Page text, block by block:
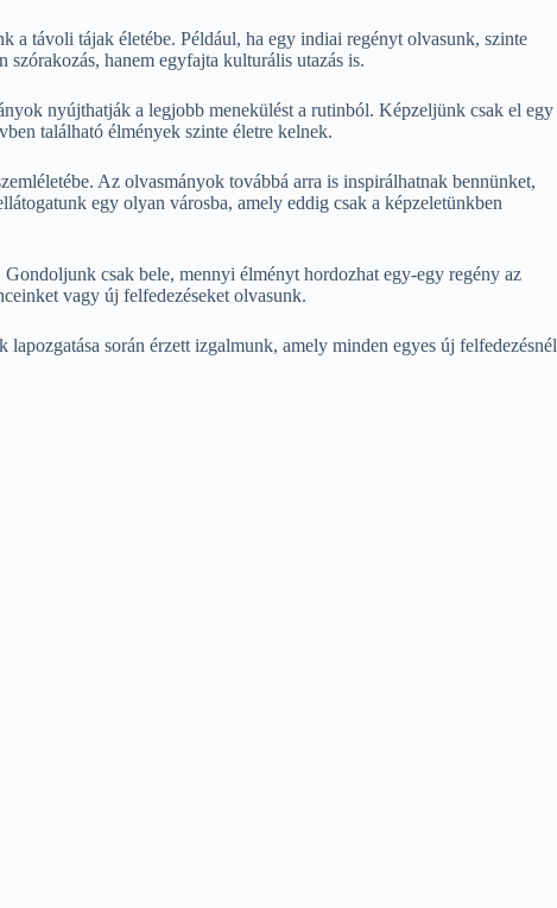
távoli tájak életébe. Például, ha egy indiai regényt olvasunk, szinte
szórakozás, hanem egyfajta kulturális utazás is.
nyújthatják a legjobb menekülést a rutinból. Képzeljünk csak el egy
található élmények szinte életre kelnek.
Az olvasmányok továbbá arra is inspirálhatnak bennünket,
egy olyan városba, amely eddig csak a képzeletünkben
csak bele, mennyi élményt hordozhat egy-egy regény az
vagy új felfedezéseket olvasunk.
során érzett izgalmunk, amely minden egyes új felfedezésnél